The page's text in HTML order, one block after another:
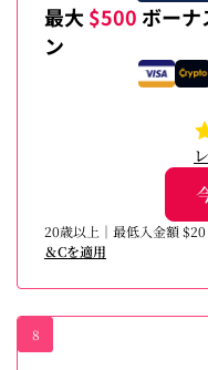
最大 $500 ボーナ
ン
20歳以上｜最低入金額
＆Cを適用
8